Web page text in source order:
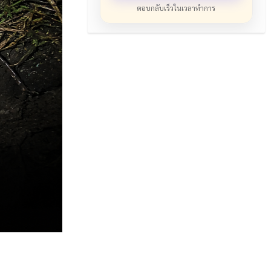
ตอบกลับเร็วในเวลาทำการ